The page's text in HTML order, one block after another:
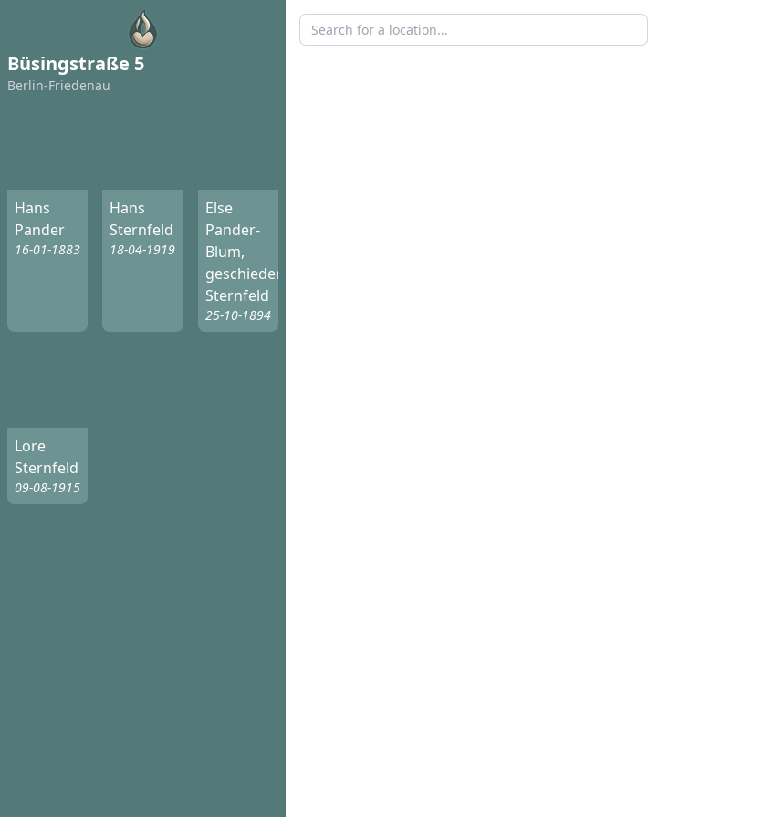
Büsingstraße 5
Berlin-Friedenau
Hans
Pander
16-01-1883
Hans
Sternfeld
18-04-1919
Else
Pander-
Blum,
geschiedene
Sternfeld
25-10-1894
Lore
Sternfeld
09-08-1915